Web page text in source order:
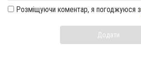
Розміщуючи коментар, я погоджуюся з
Додати